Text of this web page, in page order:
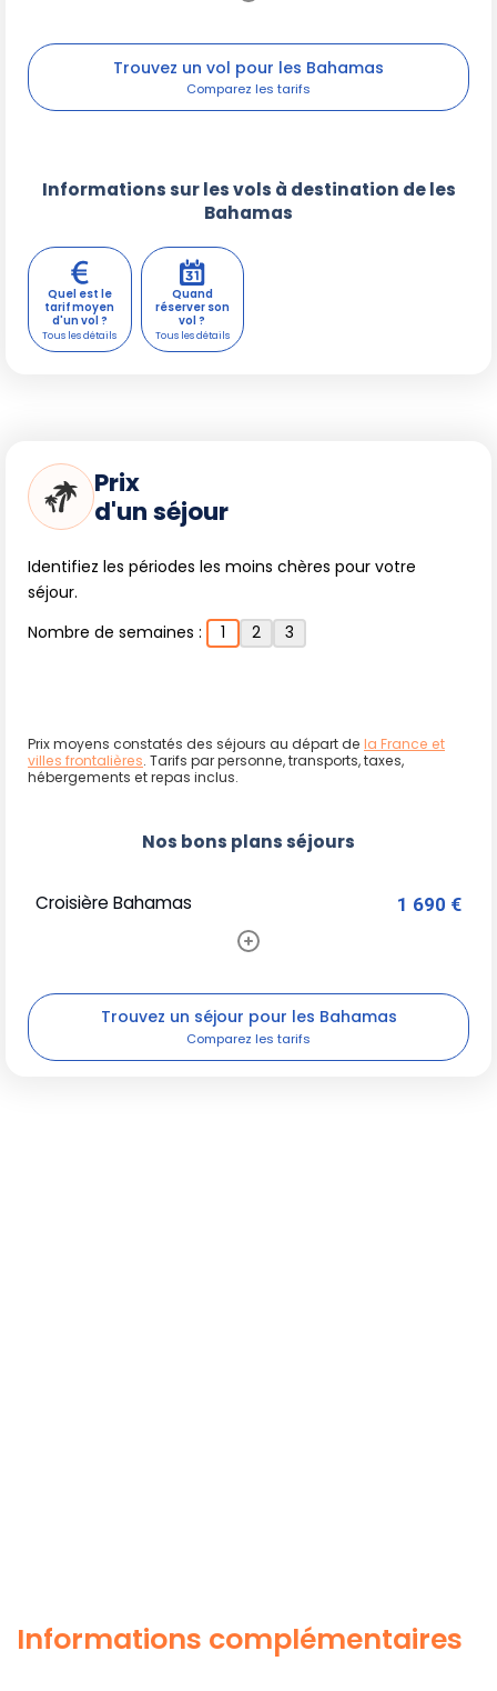
Trouvez un vol pour les Bahamas
Informations sur les vols à destination de les
Bahamas
Quel est le
tarif moyen
d'un vol ?
Quand
réserver son
vol ?
Prix
d'un séjour
Identifiez les périodes les moins chères pour votre
séjour.
Nombre de semaines :
1 2 3
Prix moyens constatés des séjours au départ de la France et
villes frontalières. Tarifs par personne, transports, taxes,
hébergements et repas inclus.
Nos bons plans séjours
Croisière Bahamas 1 690 €
Trouvez un séjour pour les Bahamas
Informations complémentaires